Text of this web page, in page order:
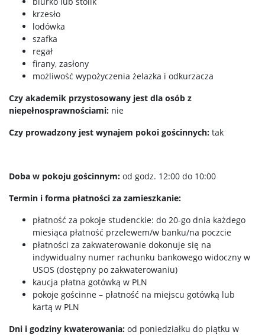
krzesło
lodówka
szafka
regał
firany, zasłony
możliwość wypożyczenia żelazka i odkurzacza
Czy akademik przystosowany jest dla osób z
niepełnosprawnościami: nie
Czy prowadzony jest wynajem pokoi gościnnych: tak
Doba w pokoju gościnnym: od godz. 12:00 do 10:00
Termin i forma płatności za zamieszkanie:
płatność za pokoje studenckie: do 20-go dnia każdego
miesiąca płatność przelewem/w banku/na poczcie
płatności za zakwaterowanie dokonuje się na
indywidualny numer rachunku bankowego widoczny w
USOS (dostępny po zakwaterowaniu)
kaucja płatna gotówką w PLN
pokoje gościnne – płatność na miejscu gotówką lub
kartą w PLN
Dni i godziny kwaterowania: od poniedziałku do piątku w